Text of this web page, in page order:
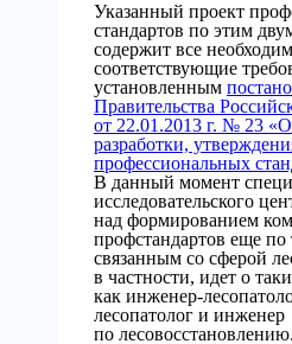
Указанный проект
стандартов по этим
содержит все
соответствующие
установленным
Правительства
от 22.01.2013 г. № 23
разработки,
профессиональных
В данный момент
исследовательского
над формированием
профстандартов еще
связанным со сферой
в частности, идет о
как инженер-
лесопатолог и инженер
по